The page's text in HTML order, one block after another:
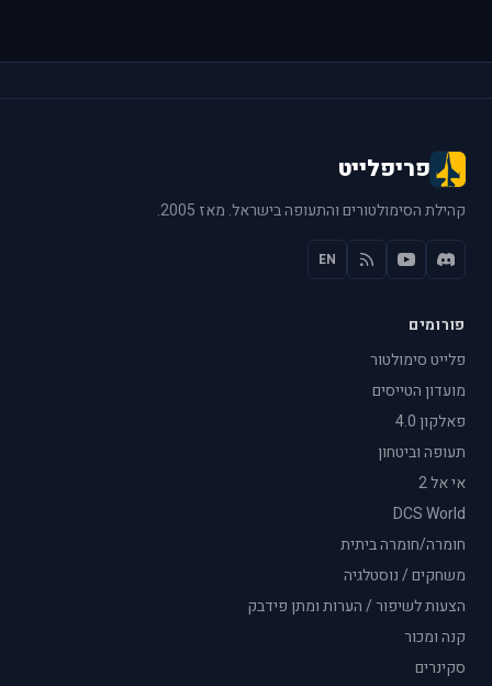
פריפלייט
קהילת הסימולטורים והתעופה בישראל. מאז 2005.
EN
פורומים
פלייט סימולטור
מועדון הטייסים
פאלקון 4.0
תעופה וביטחון
אי אל 2
DCS World
חומרה/חומרה ביתית
משחקים / נוסטלגיה
הצעות לשיפור / הערות ומתן פידבק
קנה ומכור
סקינרים